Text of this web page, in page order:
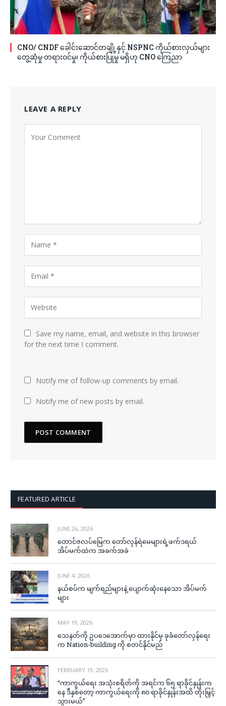
CNO/ CNDF ခေါင်းဆောင်တချို့နှင့် NSPNC ကိုယ်စားလှယ်များ
တွေ့ဆုံမှု တရားဝင်မှု၊ ကိုယ်စားပြုမှု မရှိဟု CNO ကြေညာ
LEAVE A REPLY
Save my name, email, and website in this browser
for the next time I comment.
Notify me of follow-up comments by email.
Notify me of new posts by email.
FEATURED ARTICLE
JUNE 26, 2026
တောင်ဇလပ်မြေက တော်လှန်ရဲမေများရဲ့ဖက်ဒရယ်
အိပ်မက်ထဲက အခက်အခဲ
JUNE 4, 2026
နယ်စပ်က မျက်ရည်များနဲ့ ပျောက်ဆုံးနေသော အိပ်မက်
များ
MAY 19, 2026
သေနတ်ကို ဥပဒေအောက်မှာ ထားနိုင်မှ ခုခံတော်လှန်ရေး
က Nation-building ကို စတင်နိုင်မည်
FEBRUARY 19, 2026
“ကာကွယ်ရေး အသုံးစရိတ်ကို အရင်က ၆၅ ရာခိုင်နှုန်းက
နေ ဒီနှစ်တော့ ကာကွယ်ရေးကို ၈၀ ရာခိုင်နှုန်းအထိ တိုးမြှင့်
သွားမယ်”